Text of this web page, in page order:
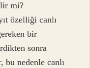
mi?
özelliği canlı
bir
sonra
bu nedenle canlı